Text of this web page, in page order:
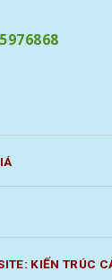
KIẾN TRÚC